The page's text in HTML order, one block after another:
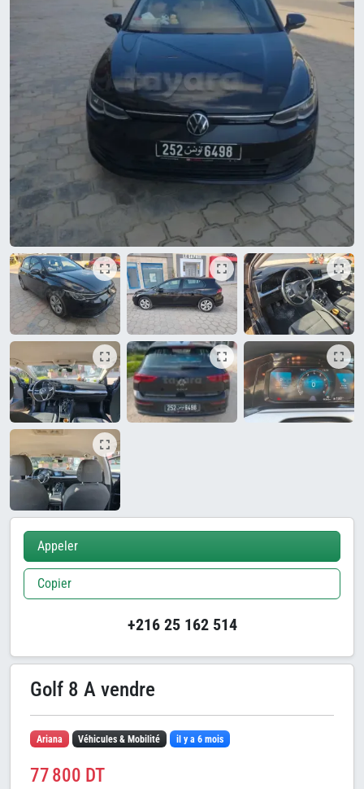
Appeler
Copier
+216 25 162 514
Golf 8 A vendre
Ariana Véhicules & Mobilité il y a 6 mois
77 800 DT